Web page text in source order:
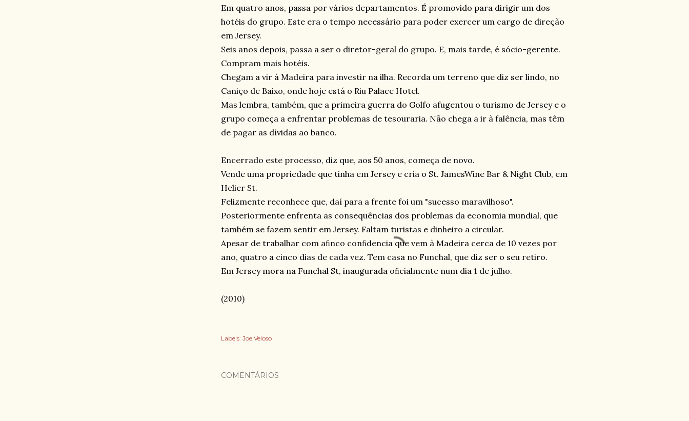
Em quatro anos, passa por vários departamentos. É promovido para dirigir um dos
hotéis do grupo. Este era o tempo necessário para poder exercer um cargo de direção
em Jersey.
Seis anos depois, passa a ser o diretor-geral do grupo. E, mais tarde, é sócio-gerente.
Compram mais hotéis.
Chegam a vir à Madeira para investir na ilha. Recorda um terreno que diz ser lindo, no
Caniço de Baixo, onde hoje está o Riu Palace Hotel.
Mas lembra, também, que a primeira guerra do Golfo afugentou o turismo de Jersey e o
grupo começa a enfrentar problemas de tesouraria. Não chega a ir à falência, mas têm
de pagar as dívidas ao banco.
Encerrado este processo, diz que, aos 50 anos, começa de novo.
Vende uma propriedade que tinha em Jersey e cria o St. JamesWine Bar & Night Club, em
Helier St.
Felizmente reconhece que, daí para a frente foi um "sucesso maravilhoso".
Posteriormente enfrenta as consequências dos problemas da economia mundial, que
também se fazem sentir em Jersey. Faltam turistas e dinheiro a circular.
Apesar de trabalhar com aﬁnco conﬁdencia que vem à Madeira cerca de 10 vezes por
ano, quatro a cinco dias de cada vez. Tem casa no Funchal, que diz ser o seu retiro.
Em Jersey mora na Funchal St, inaugurada oﬁcialmente num dia 1 de julho.
(2010)
Labels: Joe Veloso
COMENTÁRIOS